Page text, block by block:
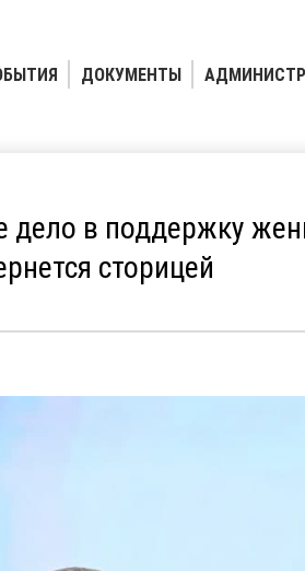
ДОКУМЕНТЫ
в поддержку
сторицей